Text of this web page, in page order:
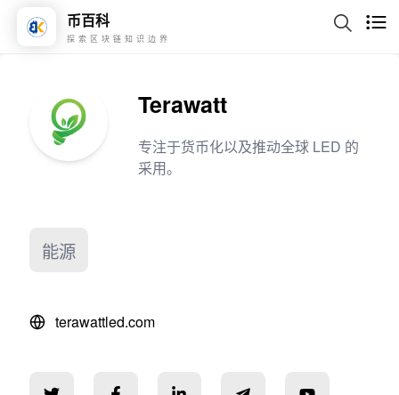
币百科
探索区块链知识边界
Terawatt
专注于货币化以及推动全球 LED 的
采用。
能源
terawattled.com